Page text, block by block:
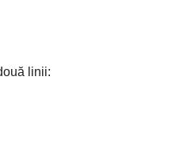
linii: